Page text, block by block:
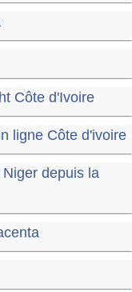
Côte d'Ivoire
ligne Côte d'ivoire
depuis la